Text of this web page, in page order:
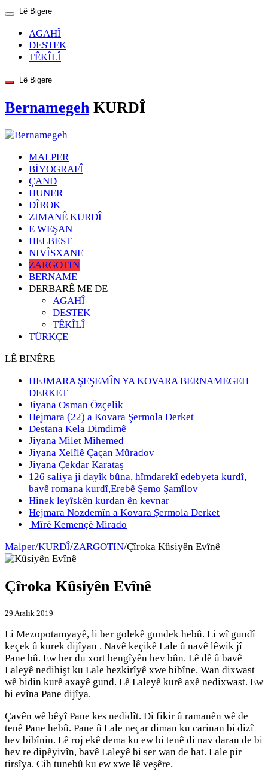
AGAHÎ
DESTEK
TÊKÎLÎ
Bernamegeh KURDÎ
MALPER
BİYOGRAFÎ
ÇAND
HUNER
DÎROK
ZIMANÊ KURDÎ
E WEŞAN
HELBEST
NIVÎSXANE
ZARGOTIN
BERNAME
DERBARÊ ME DE
AGAHÎ
DESTEK
TÊKÎLÎ
TÜRKÇE
LÊ BINÊRE
HEJMARA ŞEŞEMÎN YA KOVARA BERNAMEGEH
DERKET
Jiyana Osman Özçelik
Hejmara (22) a Kovara Şermola Derket
Destana Kela Dimdimê
Jiyana Milet Mihemed
Jiyana Xelȋlȇ Çaçan Mȗradov
Jiyana Çekdar Karataş
126 saliya ji dayȋk bȗna, hȋmdarekȋ edebyeta kurdȋ,
bavȇ romana kurdȋ,Erebȇ Şemo Şamȋlov
Hinek leyîskên kurdan ên kevnar
Hejmara Nozdemîn a Kovara Şermola Derket
Mîrê Kemençê Mirado
Malper/KURDÎ/ZARGOTIN/Çîroka Kûsiyên Evînê
Çîroka Kûsiyên Evînê
29 Aralık 2019
Li Mezopotamyayê, li ber golekê gundek hebû. Li wî gundî
keçek û kurek dijîyan . Navê keçikê Lale û navê lêwik jî
Pane bû. Ew her du xort bengîyên hev bûn. Lê dê û bavê
Laleyê nedihişt ku Lale hezkirîyê xwe bibîne. Wan dixwast
wê bidin kurê axayê gund. Lê Laleyê kurê axê nedixwast. Ew
bi evîna Pane dijîya.
Çavên wê bêyî Pane kes nedidît. Di fikir û ramanên wê de
tenê Pane hebû. Pane û Lale neçar diman ku carinan bi dizî
hev bibînin. Lê roj ekê dema ku ew bi tenê di nav daran de bi
hev re dipêyivîn, bavê Laleyê bi ser wan de hat. Lale pir
tirsîya. Cih tunebû ku ew xwe lê veşêre.